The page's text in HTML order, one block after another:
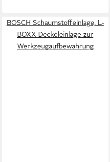
BOSCH Schaumstoffeinlage, L-
BOXX Deckeleinlage zur
Werkzeugaufbewahrung